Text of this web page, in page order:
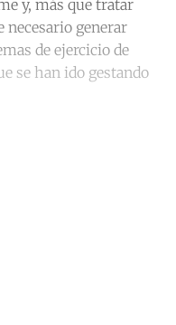
y, más que tratar
necesario generar
de ejercicio de
se han ido gestando